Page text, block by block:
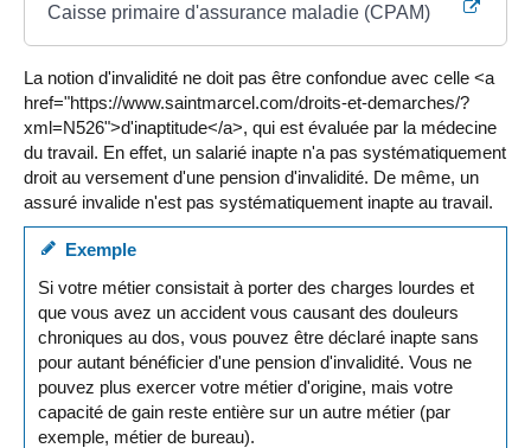
Caisse primaire d'assurance maladie (CPAM)
La notion d'invalidité ne doit pas être confondue avec celle <a
href="https://www.saintmarcel.com/droits-et-demarches/?
xml=N526">d'inaptitude</a>, qui est évaluée par la médecine
du travail. En effet, un salarié inapte n'a pas systématiquement
droit au versement d'une pension d'invalidité. De même, un
assuré invalide n'est pas systématiquement inapte au travail.
Exemple
Si votre métier consistait à porter des charges lourdes et
que vous avez un accident vous causant des douleurs
chroniques au dos, vous pouvez être déclaré inapte sans
pour autant bénéficier d'une pension d'invalidité. Vous ne
pouvez plus exercer votre métier d'origine, mais votre
capacité de gain reste entière sur un autre métier (par
exemple, métier de bureau).